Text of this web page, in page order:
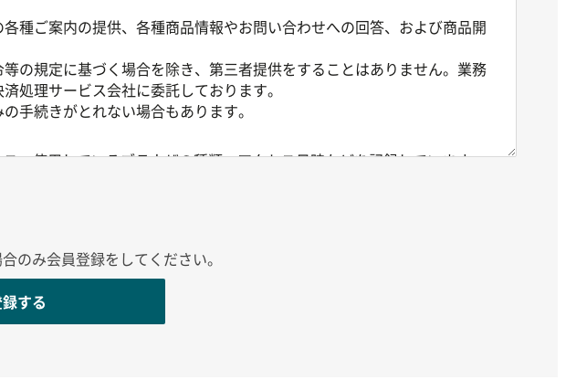
種ご案内の提供、各種商品情報やお問い合わせへの回答、および商品開
の規定に基づく場合を除き、第三者提供をすることはありません。業務
処理サービス会社に委託しております。
手続きがとれない場合もあります。
、使用しているブラウザの種類、アクセス日時などを記録しています。
個人情報を利用することがあります。
て識別できない形式で購買情報などを広告配信事業者等に送信します。
のみ会員登録をしてください。
する